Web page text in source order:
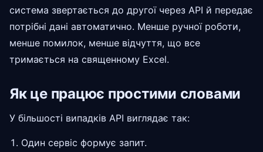
система звертається до другої через API й передає
потрібні дані автоматично. Менше ручної роботи,
менше помилок, менше відчуття, що все
тримається на священному Excel.
Як це працює простими словами
У більшості випадків API виглядає так:
Один сервіс формує запит.